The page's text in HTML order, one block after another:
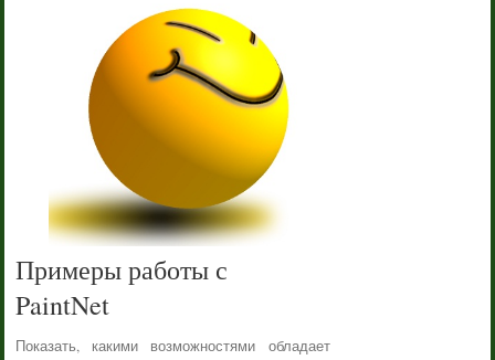
Примеры работы с
PaintNet
Показать, какими возможностями обладает